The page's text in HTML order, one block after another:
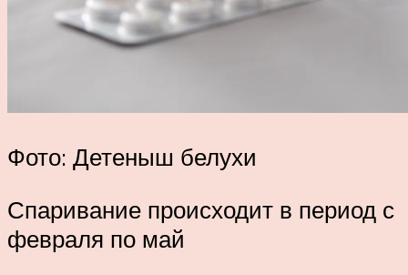
Фото: Детеныш белухи
Спаривание происходит в период с
февраля по май